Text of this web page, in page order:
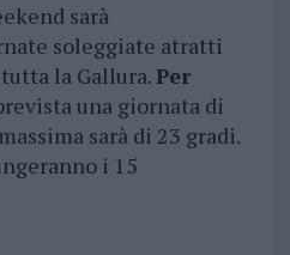
sarà
soleggiate atratti
la Gallura.Per
una giornata di
sarà di 23 gradi.
i 15